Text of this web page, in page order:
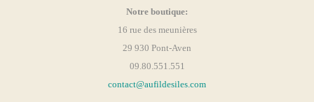
Notre boutique:
16 rue des meunières
29 930 Pont-Aven
09.80.551.551
contact@aufildesiles.com